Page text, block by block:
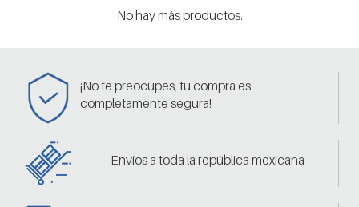
No hay más productos.
¡No te preocupes, tu compra es
completamente segura!
Envíos a toda la república mexicana